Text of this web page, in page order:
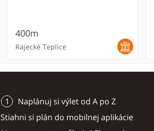
400m
Rajecké Teplice
Naplánuj si výlet od A po Z
Stiahni si plán do mobilnej aplikácie